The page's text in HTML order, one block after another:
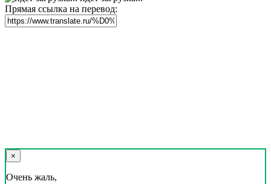
Прямая ссылка на перевод:
×
Очень жаль,